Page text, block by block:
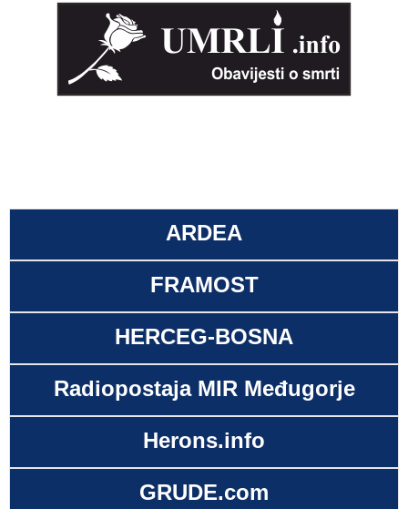
ARDEA
FRAMOST
HERCEG-BOSNA
Radiopostaja MIR Međugorje
Herons.info
GRUDE.com